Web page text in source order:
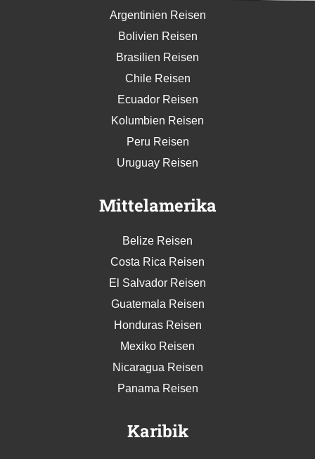
Argentinien Reisen
Bolivien Reisen
Brasilien Reisen
Chile Reisen
Ecuador Reisen
Kolumbien Reisen
Peru Reisen
Uruguay Reisen
Mittelamerika
Belize Reisen
Costa Rica Reisen
El Salvador Reisen
Guatemala Reisen
Honduras Reisen
Mexiko Reisen
Nicaragua Reisen
Panama Reisen
Karibik